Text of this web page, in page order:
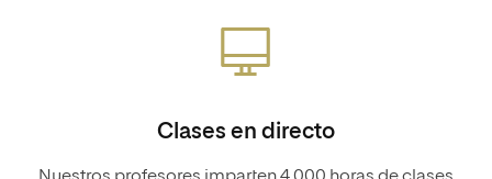
Clases en directo